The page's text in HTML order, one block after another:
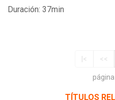
Duración: 37min
|< <<
TÍTULOS